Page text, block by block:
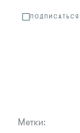
Метки: